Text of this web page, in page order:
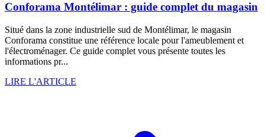
Conforama Montélimar : guide complet du magasin
Situé dans la zone industrielle sud de Montélimar, le magasin
Conforama constitue une référence locale pour l'ameublement et
l'électroménager. Ce guide complet vous présente toutes les
informations pr...
LIRE L'ARTICLE